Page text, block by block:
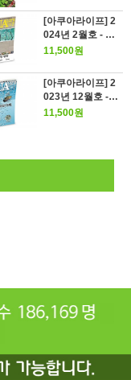
[아쿠아라이프] 2
024년 2월호 - 마
니아의 물방 탐방
11,500원
[아쿠아라이프] 2
023년 12월호 -
물만들기, 자유자
11,500원